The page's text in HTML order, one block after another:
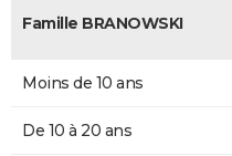
Famille BRANOWSKI
Moins de 10 ans
De 10 à 20 ans